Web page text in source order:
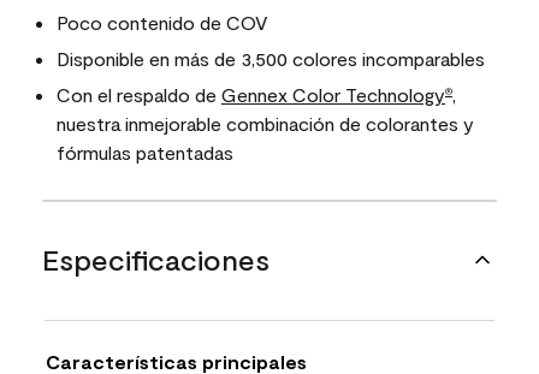
Poco contenido de COV
Disponible en más de 3,500 colores incomparables
Con el respaldo de Gennex Color Technology®,
nuestra inmejorable combinación de colorantes y
fórmulas patentadas
Especificaciones
Características principales